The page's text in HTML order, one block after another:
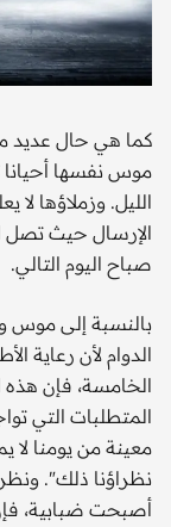
كما هي حال عديد
موس نفسها أحيانا
الليل. وزملاؤها
صباح اليوم التالي.
بالنسبة إلى موس
الدوام لأن رعاية
الخامسة، فإن هذه
المتطلبات التي
معينة من يومنا لا
نظراؤنا ذلك".
أصبحت ضبابية،